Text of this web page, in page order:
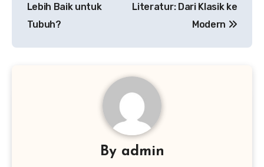
Lebih Baik untuk
Tubuh?
Literatur: Dari Klasik ke
Modern
By admin